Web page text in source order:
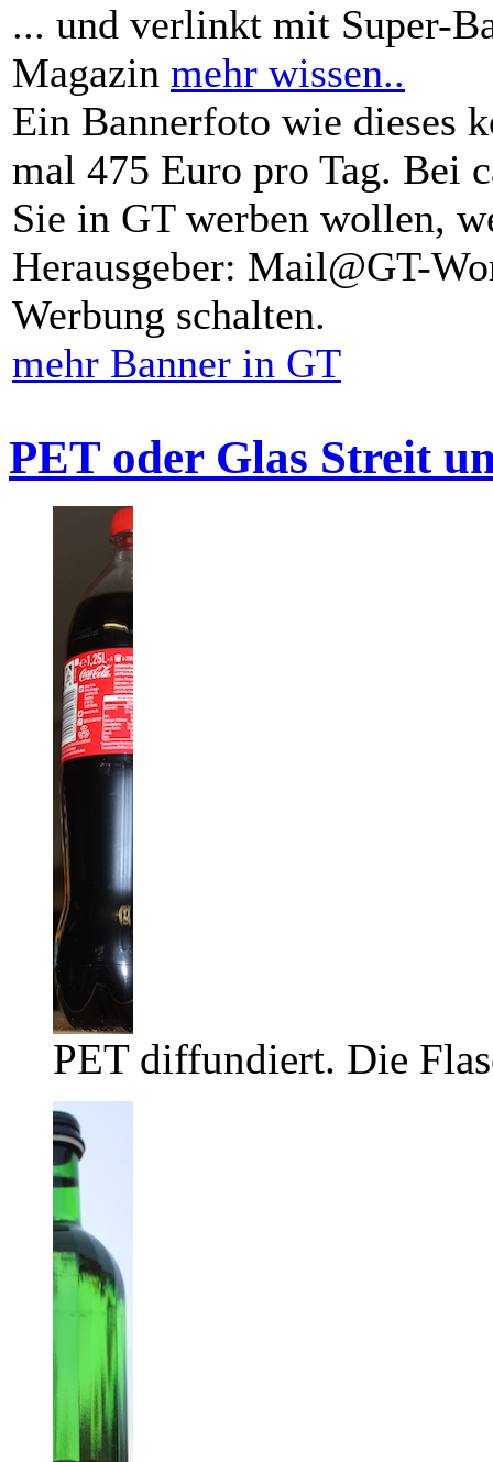
... und verlinkt mit Super-
Magazin mehr wissen..
Ein Bannerfoto wie dieses
mal 475 Euro pro Tag. Bei
Sie in GT werben wollen,
Herausgeber: Mail@GT-
Werbung schalten.
mehr Banner in GT
PET oder Glas Streit
PET diffundiert. Die